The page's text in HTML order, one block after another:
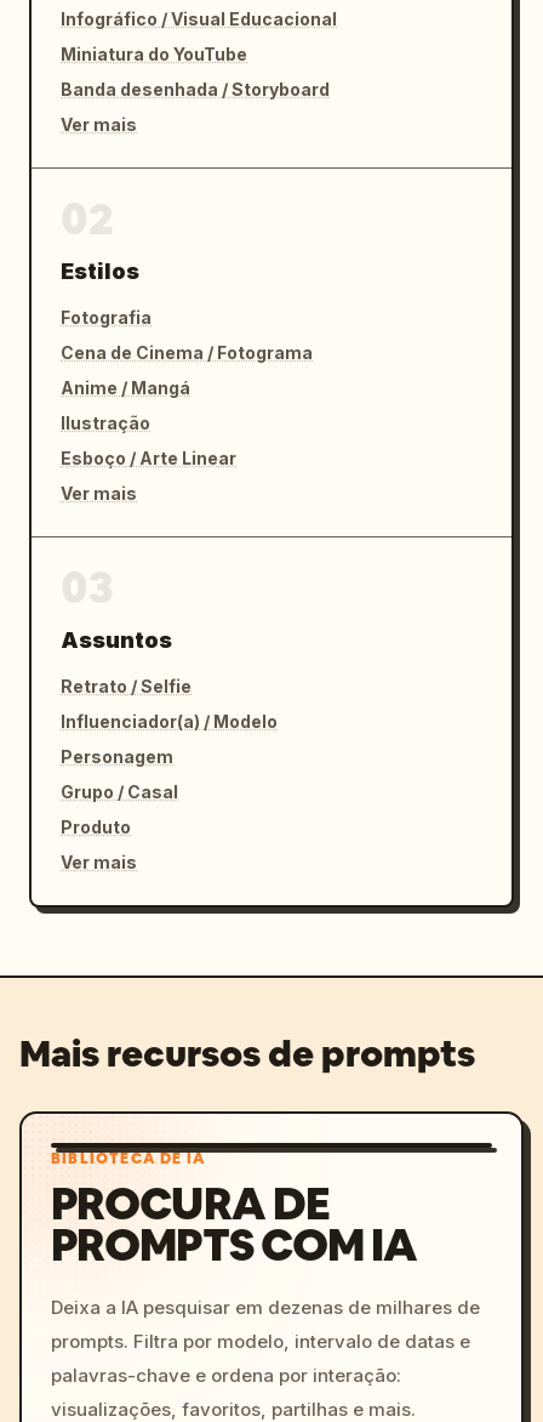
Infográfico / Visual Educacional
Miniatura do YouTube
Banda desenhada / Storyboard
Ver mais
Estilos
Fotografia
Cena de Cinema / Fotograma
Anime / Mangá
Ilustração
Esboço / Arte Linear
Ver mais
Assuntos
Retrato / Selfie
Influenciador(a) / Modelo
Personagem
Grupo / Casal
Produto
Ver mais
Mais recursos de prompts
BIBLIOTECA DE IA
PROCURA DE
PROMPTS COM IA
Deixa a IA pesquisar em dezenas de milhares de
prompts. Filtra por modelo, intervalo de datas e
palavras-chave e ordena por interação:
visualizações, favoritos, partilhas e mais.